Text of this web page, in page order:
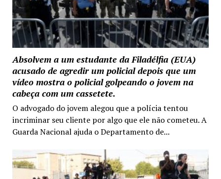
Absolvem a um estudante da Filadélfia (EUA)
acusado de agredir um policial depois que um
vídeo mostra o policial golpeando o jovem na
cabeça com um cassetete.
O advogado do jovem alegou que a polícia tentou
incriminar seu cliente por algo que ele não cometeu. A
Guarda Nacional ajuda o Departamento de...